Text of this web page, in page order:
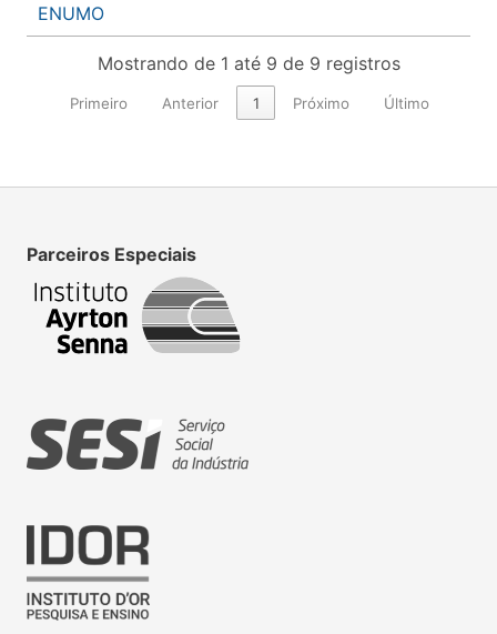
ENUMO
Mostrando de 1 até 9 de 9 registros
Primeiro Anterior 1 Próximo Último
Parceiros Especiais